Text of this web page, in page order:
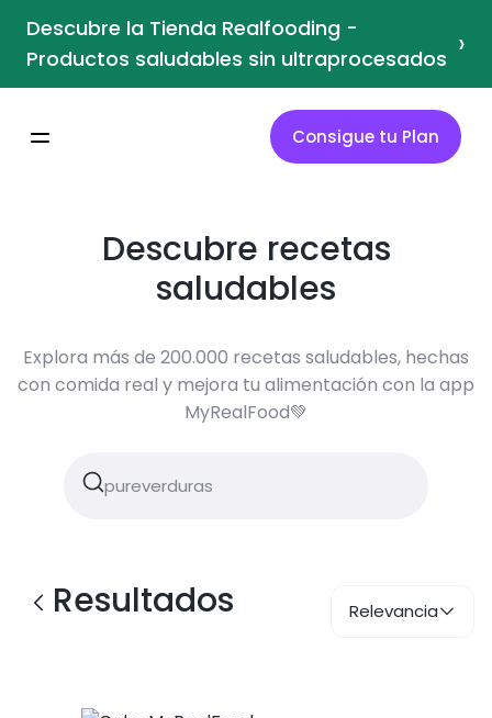
Descubre la Tienda Realfooding -
Productos saludables sin ultraprocesados ›
Consigue tu Plan
Descubre recetas
saludables
Explora más de 200.000 recetas saludables, hechas
con comida real y mejora tu alimentación con la app
MyRealFood💚
Resultados Relevancia